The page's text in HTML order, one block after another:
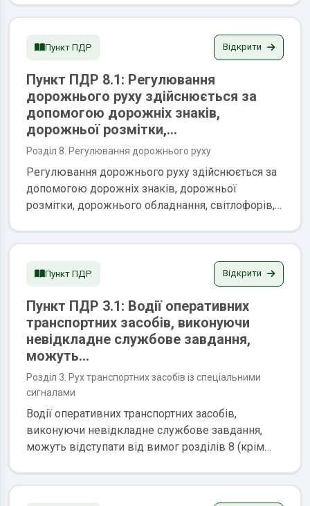
червоним...
Пункт ПДР Відкрити
Пункт ПДР 8.1: Регулювання
дорожнього руху здійснюється за
допомогою дорожніх знаків,
дорожньої розмітки,...
Розділ 8. Регулювання дорожнього руху
Регулювання дорожнього руху здійснюється за
допомогою дорожніх знаків, дорожньої
розмітки, дорожнього обладнання, світлофорів, а
Пункт ПДР Відкрити
Пункт ПДР 3.1: Водії оперативних
транспортних засобів, виконуючи
невідкладне службове завдання,
можуть...
Розділ 3. Рух транспортних засобів із спеціальними
сигналами
Водії оперативних транспортних засобів,
виконуючи невідкладне службове завдання,
можуть відступати від вимог розділів 8 (крім